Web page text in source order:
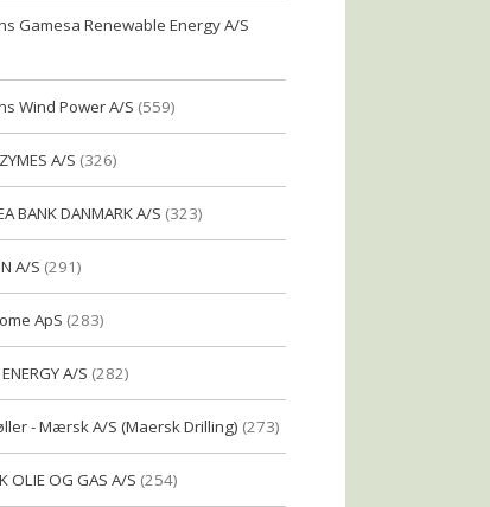
Gamesa Renewable Energy A/S
Wind Power A/S (559)
A/S (326)
BANK DANMARK A/S (323)
A/S (291)
ApS (283)
A/S (282)
- Mærsk A/S (Maersk Drilling) (273)
OLIE OG GAS A/S (254)